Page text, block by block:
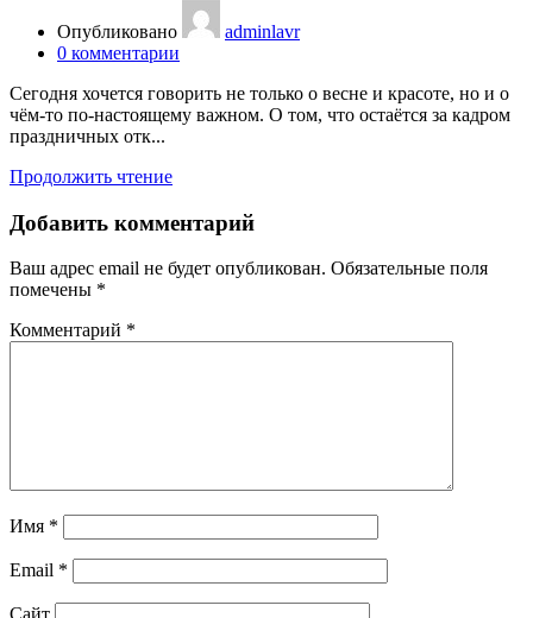
Опубликовано
adminlavr
0 комментарии
Сегодня хочется говорить не только о весне и красоте, но и о
чём-то по-настоящему важном. О том, что остаётся за кадром
праздничных отк...
Продолжить чтение
Добавить комментарий
Ваш адрес email не будет опубликован. Обязательные поля
помечены *
Комментарий *
Имя *
Email *